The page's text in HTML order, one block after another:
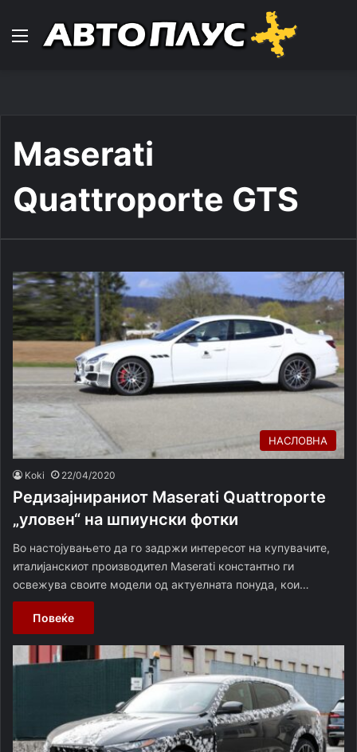
Навигација
Maserati
Quattroporte GTS
НАСЛОВНА
Koki 22/04/2020
Редизајнираниот Maserati Quattroporte
„уловен“ на шпиунски фотки
Во настојувањето да го задржи интересот на купувачите,
италијанскиот производител Maserati константно ги
освежува своите модели од актуелната понуда, кои…
Повеќе